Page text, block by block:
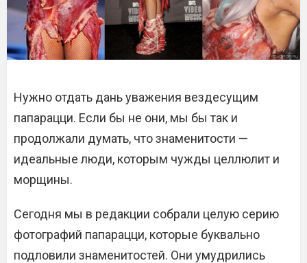
Нужно отдать дань уважения вездесущим
папарацци. Если бы не они, мы бы так и
продолжали думать, что знаменитости —
идеальные люди, которым чужды целлюлит и
морщины.
Сегодня мы в редакции собрали целую серию
фотографий папарацци, которые буквально
подловили знаменитостей. Они умудрились